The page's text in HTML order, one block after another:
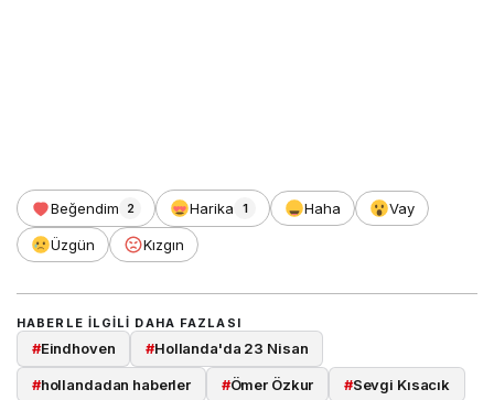
Beğendim 2 Harika 1 Haha Vay
Üzgün Kızgın
HABERLE ILGILI DAHA FAZLASI
#Eindhoven #Hollanda'da 23 Nisan
#hollandadan haberler #Ömer Özkur #Sevgi Kısacık